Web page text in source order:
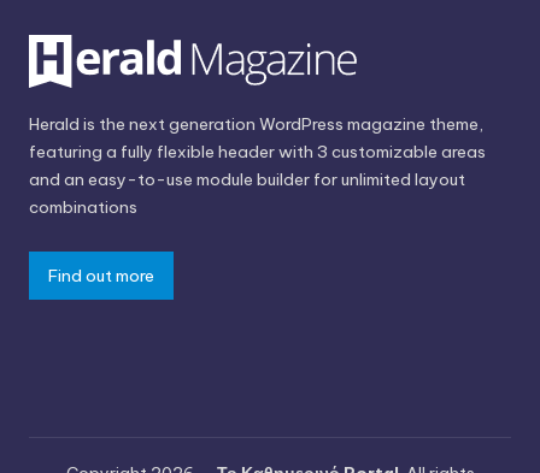
Herald is the next generation WordPress magazine theme,
featuring a fully flexible header with 3 customizable areas
and an easy-to-use module builder for unlimited layout
combinations
Find out more